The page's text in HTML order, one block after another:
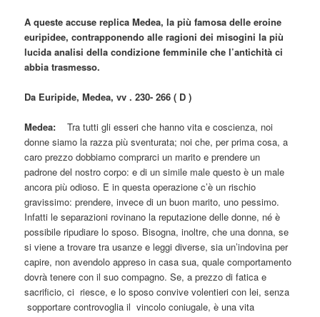
A queste accuse replica Medea, la più famosa delle eroine
euripidee, contrapponendo alle ragioni dei misogini la più
lucida analisi della condizione femminile che l’antichità ci
abbia trasmesso.
Da Euripide, Medea, vv . 230- 266 ( D )
Medea:Tra tutti gli esseri che hanno vita e coscienza, noi
donne siamo la razza più sventurata; noi che, per prima cosa, a
caro prezzo dobbiamo comprarci un marito e prendere un
padrone del nostro corpo: e di un simile male questo è un male
ancora più odioso. E in questa operazione c’è un rischio
gravissimo: prendere, invece di un buon marito, uno pessimo.
Infatti le separazioni rovinano la reputazione delle donne, né è
possibile ripudiare lo sposo. Bisogna, inoltre, che una donna, se
si viene a trovare tra usanze e leggi diverse, sia un’indovina per
capire, non avendolo appreso in casa sua, quale comportamento
dovrà tenere con il suo compagno. Se, a prezzo di fatica e
sacrificio, ci riesce, e lo sposo convive volentieri con lei, senza
sopportare controvoglia il vincolo coniugale, è una vita